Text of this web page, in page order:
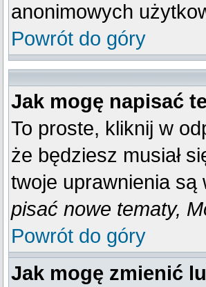
anonimowych
Powrót do góry
Jak mogę napisać
To proste, kliknij w
że będziesz musiał
twoje uprawnienia
pisać nowe tematy,
Powrót do góry
Jak mogę zmienić